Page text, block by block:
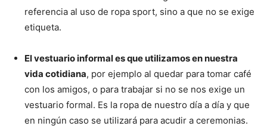
referencia al uso de ropa sport, sino a que no se exige
etiqueta.
El vestuario informal es que utilizamos en nuestra
vida cotidiana, por ejemplo al quedar para tomar café
con los amigos, o para trabajar si no se nos exige un
vestuario formal. Es la ropa de nuestro día a día y que
en ningún caso se utilizará para acudir a ceremonias.